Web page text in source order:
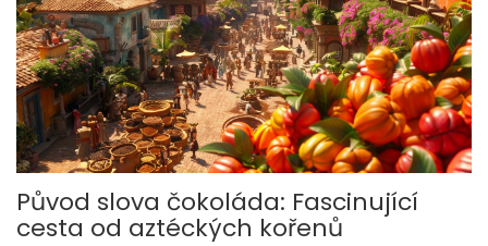
Původ slova čokoláda: Fascinující
cesta od aztéckých kořenů